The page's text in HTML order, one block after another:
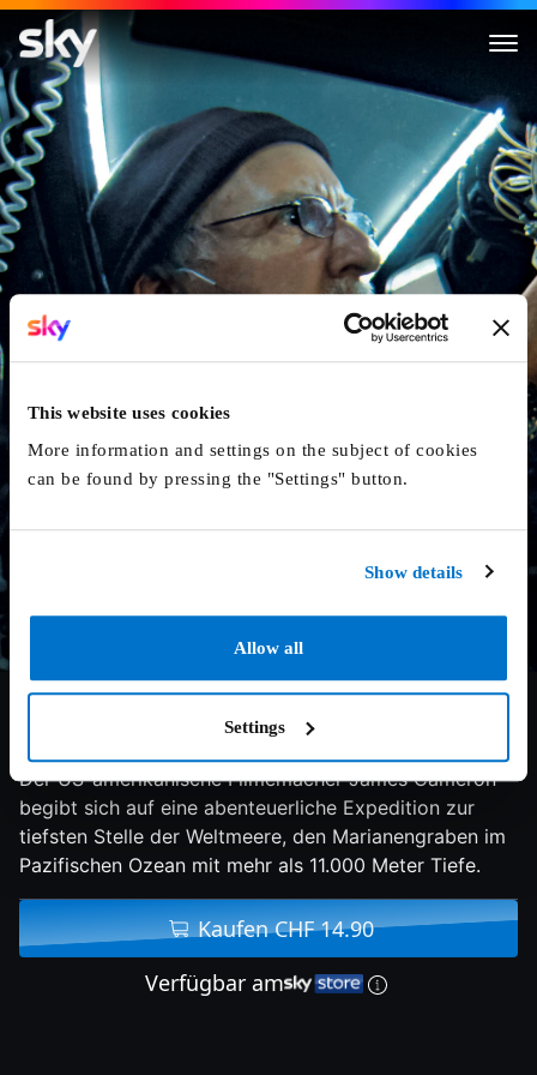
This website uses cookies
More information and settings on the subject of cookies
can be found by pressing the "Settings" button.
Show details
Allow all
Settings
Deepsea Challenge
2014 90 min
Der US-amerikanische Filmemacher James Cameron
begibt sich auf eine abenteuerliche Expedition zur
tiefsten Stelle der Weltmeere, den Marianengraben im
Pazifischen Ozean mit mehr als 11.000 Meter Tiefe.
Kaufen CHF 14.90
Verfügbar am